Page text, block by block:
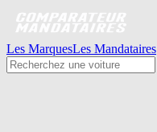
Les MarquesLes Mandataires